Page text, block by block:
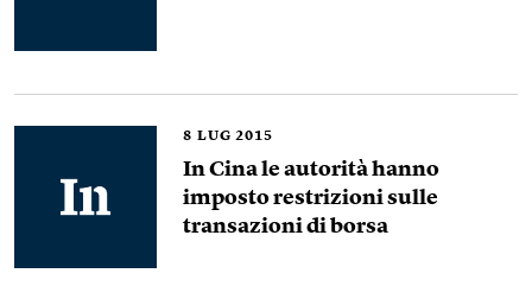
8 LUG 2015
In Cina le autorità hanno
imposto restrizioni sulle
transazioni di borsa